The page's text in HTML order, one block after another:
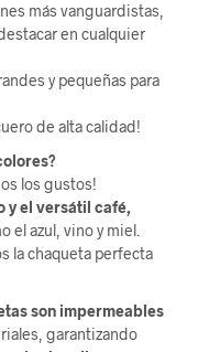
más vanguardistas,
en cualquier
y pequeñas para
de alta calidad!
los gustos!
y el versátil café,
el azul, vino y miel.
la chaqueta perfecta
son impermeables
garantizando